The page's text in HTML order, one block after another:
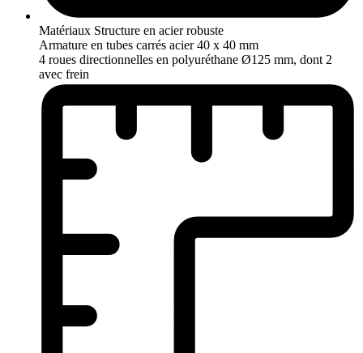
Matériaux Structure en acier robuste
Armature en tubes carrés acier 40 x 40 mm
4 roues directionnelles en polyuréthane Ø125 mm, dont 2
avec frein